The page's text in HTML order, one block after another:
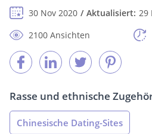
30 Nov 2020 Aktualisiert: 29
2100 Ansichten
Rasse und ethnische
Chinesische Dating-Sites